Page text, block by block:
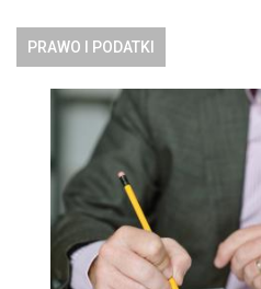
PRAWO I PODATKI